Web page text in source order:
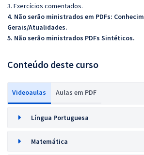
3. Exercícios comentados.
4. Não serão ministrados em PDFs:
Gerais/Atualidades.
5. Não serão ministrados PDFs Sintéticos.
Conteúdo deste curso
Videoaulas Aulas em PDF
Língua Portuguesa
Matemática